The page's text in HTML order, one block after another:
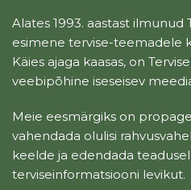
Alates 1993. aastast ilmunud
esimene tervise-teemadele
Käies ajaga kaasas, on
veebipõhine iseseisev
Meie eesmärgiks on
vahendada olulisi
keelde ja edendada
terviseinformatsiooni levikut.